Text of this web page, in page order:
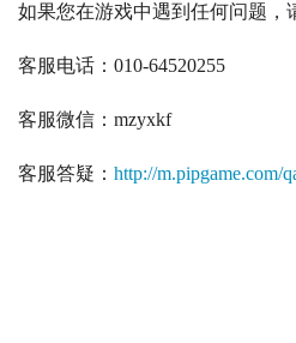
如果您在游戏中遇到任何问题，
客服电话： 010-64520255
客服微信： mzyxkf
客服答疑： http://m.pipgame.com/